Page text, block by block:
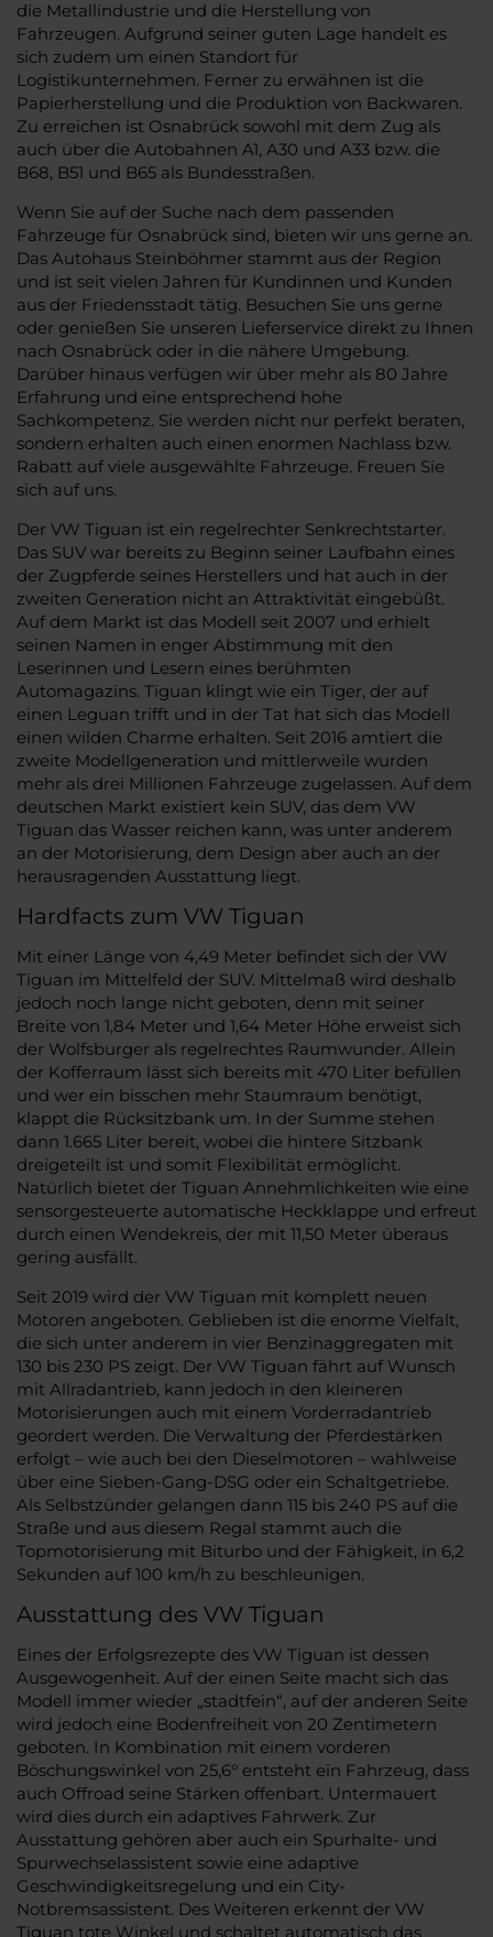
die Metallindustrie und die Herstellung von
Fahrzeugen. Aufgrund seiner guten Lage handelt es
sich zudem um einen Standort für
Logistikunternehmen. Ferner zu erwähnen ist die
Papierherstellung und die Produktion von Backwaren.
Zu erreichen ist Osnabrück sowohl mit dem Zug als
auch über die Autobahnen A1, A30 und A33 bzw. die
B68, B51 und B65 als Bundesstraßen.
Wenn Sie auf der Suche nach dem passenden
Fahrzeuge für Osnabrück sind, bieten wir uns gerne an.
Das Autohaus Steinböhmer stammt aus der Region
und ist seit vielen Jahren für Kundinnen und Kunden
aus der Friedensstadt tätig. Besuchen Sie uns gerne
oder genießen Sie unseren Lieferservice direkt zu Ihnen
nach Osnabrück oder in die nähere Umgebung.
Darüber hinaus verfügen wir über mehr als 80 Jahre
Erfahrung und eine entsprechend hohe
Sachkompetenz. Sie werden nicht nur perfekt beraten,
sondern erhalten auch einen enormen Nachlass bzw.
Rabatt auf viele ausgewählte Fahrzeuge. Freuen Sie
sich auf uns.
Der VW Tiguan ist ein regelrechter Senkrechtstarter.
Das SUV war bereits zu Beginn seiner Laufbahn eines
der Zugpferde seines Herstellers und hat auch in der
zweiten Generation nicht an Attraktivität eingebüßt.
Auf dem Markt ist das Modell seit 2007 und erhielt
seinen Namen in enger Abstimmung mit den
Leserinnen und Lesern eines berühmten
Automagazins. Tiguan klingt wie ein Tiger, der auf
einen Leguan trifft und in der Tat hat sich das Modell
einen wilden Charme erhalten. Seit 2016 amtiert die
zweite Modellgeneration und mittlerweile wurden
mehr als drei Millionen Fahrzeuge zugelassen. Auf dem
deutschen Markt existiert kein SUV, das dem VW
Tiguan das Wasser reichen kann, was unter anderem
an der Motorisierung, dem Design aber auch an der
herausragenden Ausstattung liegt.
Hardfacts zum VW Tiguan
Mit einer Länge von 4,49 Meter befindet sich der VW
Tiguan im Mittelfeld der SUV. Mittelmaß wird deshalb
jedoch noch lange nicht geboten, denn mit seiner
Breite von 1,84 Meter und 1,64 Meter Höhe erweist sich
der Wolfsburger als regelrechtes Raumwunder. Allein
der Kofferraum lässt sich bereits mit 470 Liter befüllen
und wer ein bisschen mehr Staumraum benötigt,
klappt die Rücksitzbank um. In der Summe stehen
dann 1.665 Liter bereit, wobei die hintere Sitzbank
dreigeteilt ist und somit Flexibilität ermöglicht.
Natürlich bietet der Tiguan Annehmlichkeiten wie eine
sensorgesteuerte automatische Heckklappe und erfreut
durch einen Wendekreis, der mit 11,50 Meter überaus
gering ausfällt.
Seit 2019 wird der VW Tiguan mit komplett neuen
Motoren angeboten. Geblieben ist die enorme Vielfalt,
die sich unter anderem in vier Benzinaggregaten mit
130 bis 230 PS zeigt. Der VW Tiguan fährt auf Wunsch
mit Allradantrieb, kann jedoch in den kleineren
Motorisierungen auch mit einem Vorderradantrieb
geordert werden. Die Verwaltung der Pferdestärken
erfolgt – wie auch bei den Dieselmotoren – wahlweise
über eine Sieben-Gang-DSG oder ein Schaltgetriebe.
Als Selbstzünder gelangen dann 115 bis 240 PS auf die
Straße und aus diesem Regal stammt auch die
Topmotorisierung mit Biturbo und der Fähigkeit, in 6,2
Sekunden auf 100 km/h zu beschleunigen.
Ausstattung des VW Tiguan
Eines der Erfolgsrezepte des VW Tiguan ist dessen
Ausgewogenheit. Auf der einen Seite macht sich das
Modell immer wieder „stadtfein“, auf der anderen Seite
wird jedoch eine Bodenfreiheit von 20 Zentimetern
geboten. In Kombination mit einem vorderen
Böschungswinkel von 25,6° entsteht ein Fahrzeug, dass
auch Offroad seine Stärken offenbart. Untermauert
wird dies durch ein adaptives Fahrwerk. Zur
Ausstattung gehören aber auch ein Spurhalte- und
Spurwechselassistent sowie eine adaptive
Geschwindigkeitsregelung und ein City-
Notbremsassistent. Des Weiteren erkennt der VW
Tiguan tote Winkel und schaltet automatisch das